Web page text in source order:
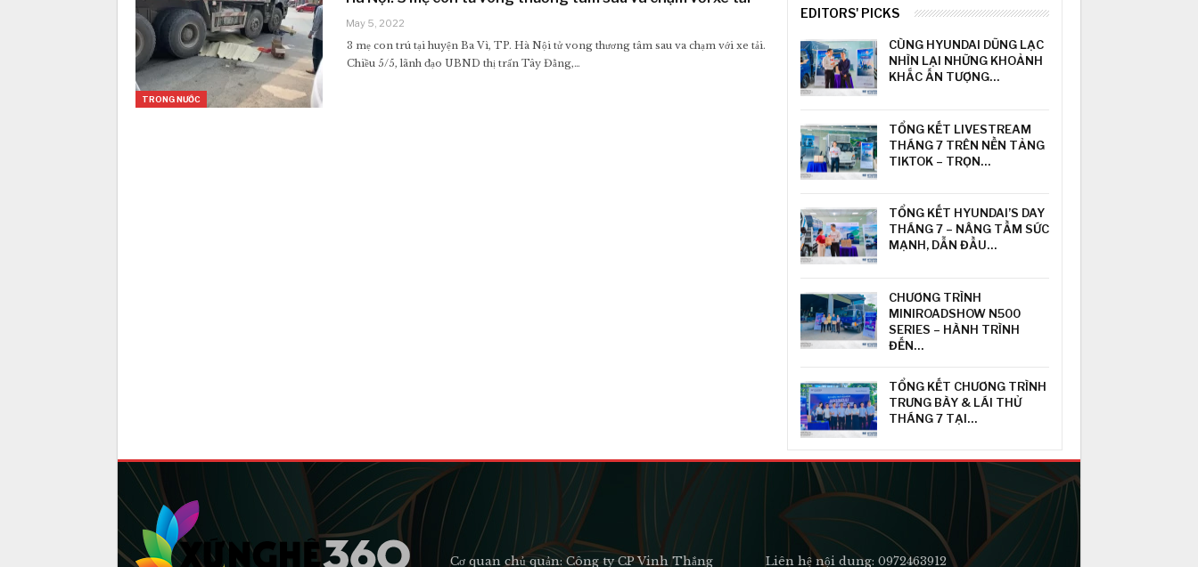
TRONG NƯỚC
May 5, 2022
3 mẹ con trú tại huyện Ba Vì, TP. Hà Nội tử vong thương tâm sau va chạm với xe tải.
Chiều 5/5, lãnh đạo UBND thị trấn Tây Đằng,…
EDITORS' PICKS
CÙNG HYUNDAI DŨNG LẠC
NHÌN LẠI NHỮNG KHOẢNH
KHẮC ẤN TƯỢNG…
TỔNG KẾT LIVESTREAM
THÁNG 7 TRÊN NỀN TẢNG
TIKTOK – TRỌN…
TỔNG KẾT HYUNDAI’S DAY
THÁNG 7 – NÂNG TẦM SỨC
MẠNH, DẪN ĐẦU…
CHƯƠNG TRÌNH
MINIROADSHOW N500
SERIES – HÀNH TRÌNH
ĐẾN…
TỔNG KẾT CHƯƠNG TRÌNH
TRƯNG BÀY & LÁI THỬ
THÁNG 7 TẠI…
Cơ quan chủ quản: Công ty CP Vinh Thắng Liên hệ nội dung: 0972463912